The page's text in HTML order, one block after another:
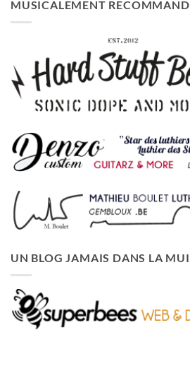
MUSICALEMENT
UN BLOG JAMAIS DANS LA